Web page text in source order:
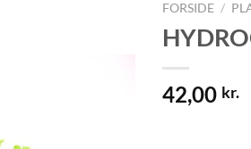
FORSIDE /
42,00 kr.